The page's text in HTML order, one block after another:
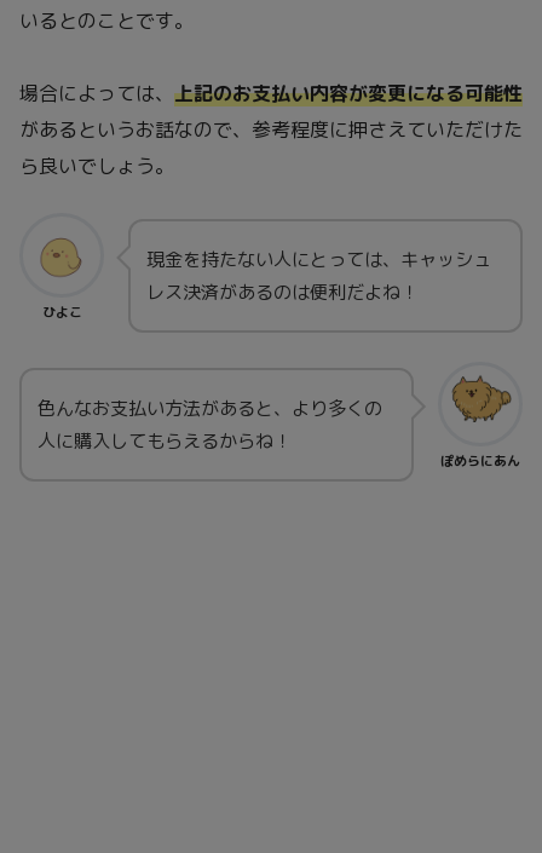
いるとのことです。
場合によっては、 上記のお支払い内容が変更になる可能性
があるというお話なので、参考程度に押さえていただけた
ら良いでしょう。
ひよこ
現金を持たない人にとっては、キャッシュ
レス決済があるのは便利だよね！
ぽめらにあん
色んなお支払い方法があると、より多くの
人に購入してもらえるからね！